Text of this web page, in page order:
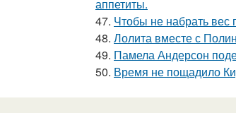
аппетиты.
47. Чтобы не набрать вес
48. Лолита вместе с
49. Памела Андерсон
50. Время не пощадило